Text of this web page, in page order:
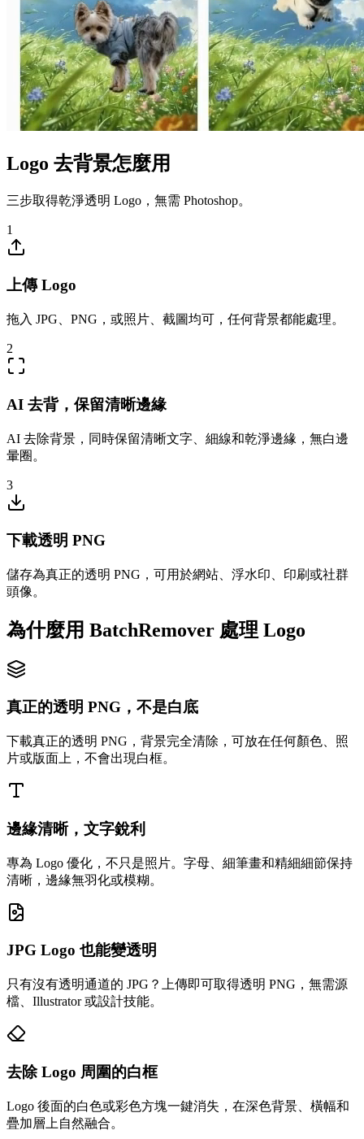
Logo 去背景怎麼用
三步取得乾淨透明 Logo，無需 Photoshop。
1
上傳 Logo
拖入 JPG、PNG，或照片、截圖均可，任何背景都能處理。
2
AI 去背，保留清晰邊緣
AI 去除背景，同時保留清晰文字、細線和乾淨邊緣，無白邊
暈圈。
3
下載透明 PNG
儲存為真正的透明 PNG，可用於網站、浮水印、印刷或社群
頭像。
為什麼用 BatchRemover 處理 Logo
真正的透明 PNG，不是白底
下載真正的透明 PNG，背景完全清除，可放在任何顏色、照
片或版面上，不會出現白框。
邊緣清晰，文字銳利
專為 Logo 優化，不只是照片。字母、細筆畫和精細細節保持
清晰，邊緣無羽化或模糊。
JPG Logo 也能變透明
只有沒有透明通道的 JPG？上傳即可取得透明 PNG，無需源
檔、Illustrator 或設計技能。
去除 Logo 周圍的白框
Logo 後面的白色或彩色方塊一鍵消失，在深色背景、橫幅和
疊加層上自然融合。